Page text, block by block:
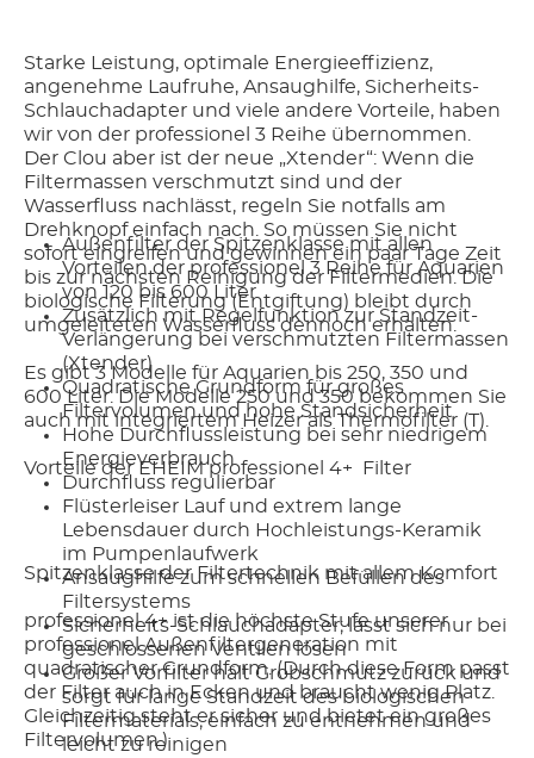
Starke Leistung, optimale Energieeffizienz,
angenehme Laufruhe, Ansaughilfe, Sicherheits-
Schlauchadapter und viele andere Vorteile, haben
wir von der professionel 3 Reihe übernommen.
Der Clou aber ist der neue „Xtender“: Wenn die
Filtermassen verschmutzt sind und der
Wasserfluss nachlässt, regeln Sie notfalls am
Drehknopf einfach nach. So müssen Sie nicht
sofort eingreifen und gewinnen ein paar Tage Zeit
bis zur nächsten Reinigung der Filtermedien. Die
biologische Filterung (Entgiftung) bleibt durch
umgeleiteten Wasserfluss dennoch erhalten.
Es gibt 3 Modelle für Aquarien bis 250, 350 und
600 Liter. Die Modelle 250 und 350 bekommen Sie
auch mit integriertem Heizer als Thermofilter (T).
Vorteile der EHEIM professionel 4+ Filter
Außenfilter der Spitzenklasse mit allen
Vorteilen der professionel 3 Reihe für Aquarien
von 120 bis 600 Liter
Zusätzlich mit Regelfunktion zur Standzeit-
Verlängerung bei verschmutzten Filtermassen
(Xtender)
Quadratische Grundform für großes
Filtervolumen und hohe Standsicherheit
Hohe Durchflussleistung bei sehr niedrigem
Energieverbrauch
Durchfluss regulierbar
Flüsterleiser Lauf und extrem lange
Lebensdauer durch Hochleistungs-Keramik
im Pumpenlaufwerk
Ansaughilfe zum schnellen Befüllen des
Filtersystems
Sicherheits-Schlauchadapter; lässt sich nur bei
geschlossenen Ventilen lösen
Großer Vorfilter hält Grobschmutz zurück und
sorgt für lange Standzeit des biologischen
Filtermaterials; einfach zu entnehmen und
leicht zu reinigen
Spitzenklasse der Filtertechnik mit allem Komfort
professionel 4+ ist die höchste Stufe unserer
professionel Außenfiltergeneration mit
quadratischer Grundform. (Durch diese Form passt
der Filter auch in Ecken und braucht wenig Platz.
Gleichzeitig steht er sicher und bietet ein großes
Filtervolumen.)